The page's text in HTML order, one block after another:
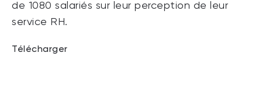
de 1080 salariés sur leur perception de leur
service RH.
Télécharger